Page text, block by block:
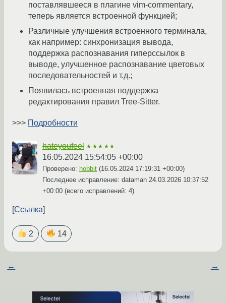
поставлявшееся в плагине vim-commentary,
теперь является встроенной функцией;
Различные улучшения встроенного терминала,
как например: синхронизация вывода,
поддержка распознавания гиперссылок в
выводе, улучшенное распознавание цветовых
последовательностей и т.д.;
Появилась встроенная поддержка
редактирования правил Tree-Sitter.
>>> Подробности
hateyoufeel ★★★★★
16.05.2024 15:54:05 +00:00
Проверено: hobbit (16.05.2024 17:19:31 +00:00)
Последнее исправление: dataman 24.03.2026 10:37:52
+00:00 (всего исправлений: 4)
Ссылка
2 14
← →